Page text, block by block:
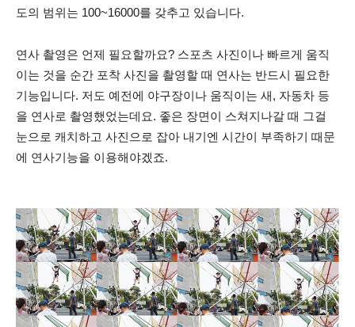
도의 범위는 100~16000를 갖추고 있습니다.
연사 촬영은 언제 필요할까요? 스포츠 사진이나 빠르게 움직
이는 것을 순간 포착 사진을 촬영할 때 연사는 반드시 필요한
기능입니다. 저도 예전에 야구장이나 움직이는 새, 자동차 등
을 연사로 촬영했었는데요. 좋은 장면이 스쳐지나갈 때 그걸
눈으로 캐치하고 사진으로 잡아 내기엔 시간이 부족하기 때문
에 연사기능을 이용해야겠죠.